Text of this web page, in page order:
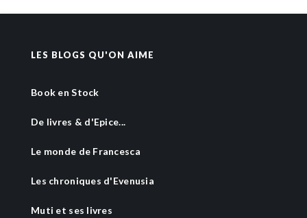
LES BLOGS QU'ON AIME
Book en Stock
De livres & d'Epice...
Le monde de Francesca
Les chroniques d'Evenusia
Muti et ses livres